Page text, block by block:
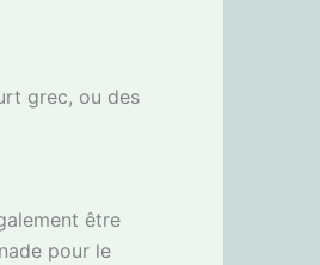
grec, ou des
être
pour le